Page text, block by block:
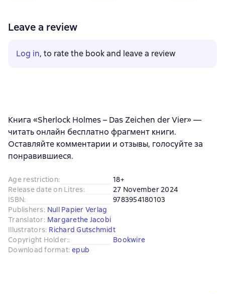
Leave a review
Log in, to rate the book and leave a review
Книга «Sherlock Holmes – Das Zeichen der Vier» —
читать онлайн бесплатно фрагмент книги.
Оставляйте комментарии и отзывы, голосуйте за
понравившиеся.
Age restriction:
18+
Release date on Litres:
27 November 2024
ISBN:
9783954180103
Publishers: Null Papier Verlag
Translator: Margarethe Jacobi
Illustrators: Richard Gutschmidt
Copyright Holder::
Bookwire
Download format: epub